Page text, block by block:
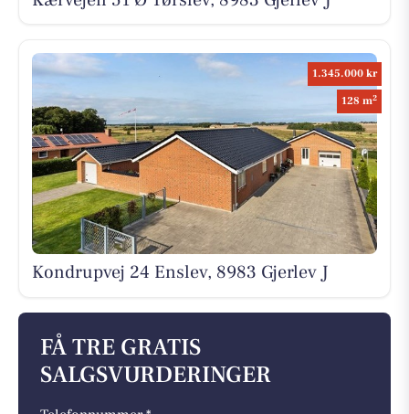
1.345.000 kr
128 m2
Kondrupvej 24 Enslev, 8983 Gjerlev J
FÅ TRE GRATIS
SALGSVURDERINGER